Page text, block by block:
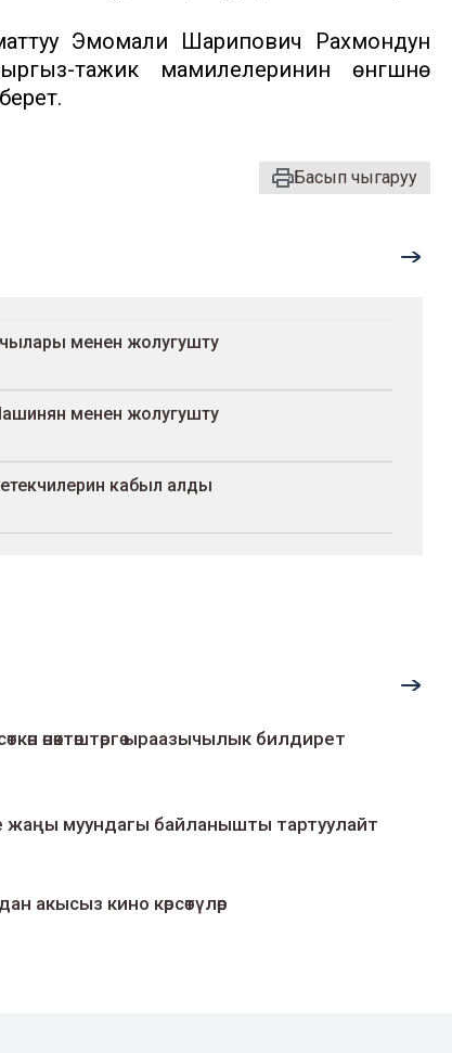
Эмомали Шарипович Рахмондун
тажик мамилелеринин өнүгүшүнө
Басып чыгаруу
менен жолугушту
менен жолугушту
кабыл алды
өнөктөштөргө ыраазычылык билдирет
жаңы муундагы байланышты тартуулайт
акысыз кино көрсөтүлөр